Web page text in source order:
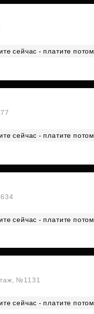
сейчас - платите потом
сейчас - платите потом
сейчас - платите потом
№1131
сейчас - платите потом